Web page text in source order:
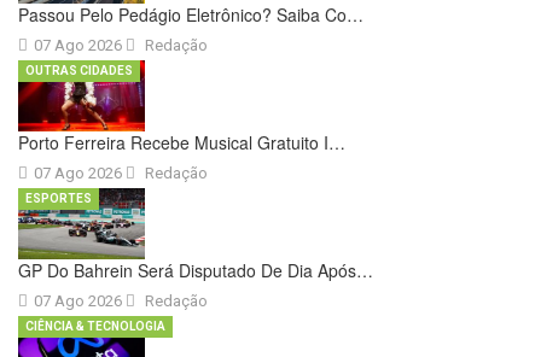
Passou Pelo Pedágio Eletrônico? Saiba Co…
07 Ago 2026 Redação
Porto Ferreira Recebe Musical Gratuito I…
07 Ago 2026
OUTRAS CIDADES
Redação
GP Do Bahrein Será Disputado De Dia Após…
07 Ago 2026
ESPORTES
Redação
CIÊNCIA & TECNOLOGIA